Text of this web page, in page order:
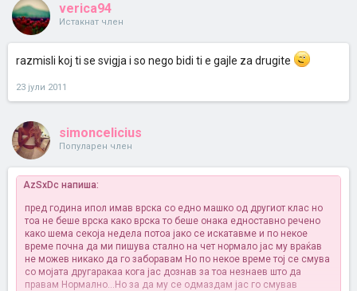
verica94
Истакнат член
razmisli koj ti se svigja i so nego bidi ti e gajle za drugite
23 јули 2011
simoncelicius
Популарен член
AzSxDc напиша:
пред година ипол имав врска со едно машко од другиот клас но
тоа не беше врска како врска то беше онака едноставно речено
како шема секоја недела потоа јако се искатавме и по некое
време почна да ми пишува стално на чет нормало јас му враќав
не можев никако да го заборавам Но по некое време тој се смува
со мојата другаракаа кога јас дознав за тоа незнаев што да
правам Нормално...Но за да му се одмаздам јас го смував